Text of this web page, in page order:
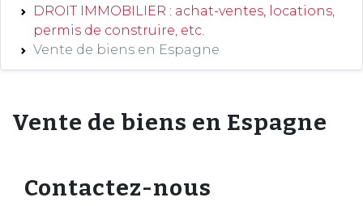
DROIT IMMOBILIER : achat-ventes, locations,
permis de construire, etc.
Vente de biens en Espagne
Vente de biens en Espagne
Contactez-nous